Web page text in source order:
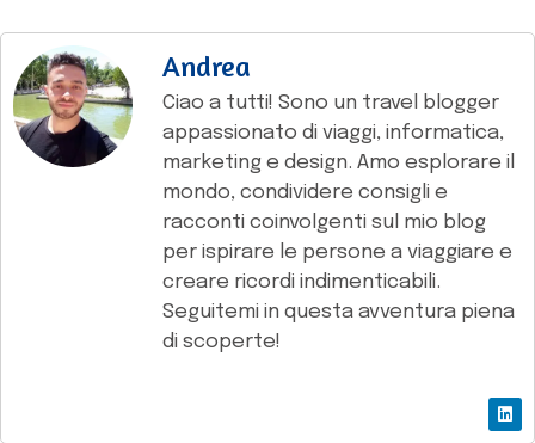
Andrea
Ciao a tutti! Sono un travel blogger
appassionato di viaggi, informatica,
marketing e design. Amo esplorare il
mondo, condividere consigli e
racconti coinvolgenti sul mio blog
per ispirare le persone a viaggiare e
creare ricordi indimenticabili.
Seguitemi in questa avventura piena
di scoperte!